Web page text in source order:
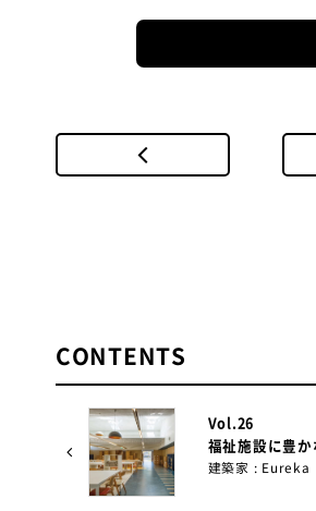
くし、シームレスにしたこと
際は雨仕舞を良くするために
人と検討を重ね、設計者様の
ダンツキルーフ182の詳細はこ
1. 高い意匠性と防水性の金属屋根
ジグザグ屋根の山部分には
の緩勾配に対応するため、
きる。
CONTENTS
Vol.26
福祉施設に豊か
建築家 : Eureka